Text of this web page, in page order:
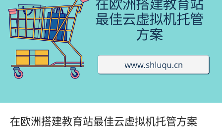
在欧洲搭建教育站最佳云虚拟机托管方案